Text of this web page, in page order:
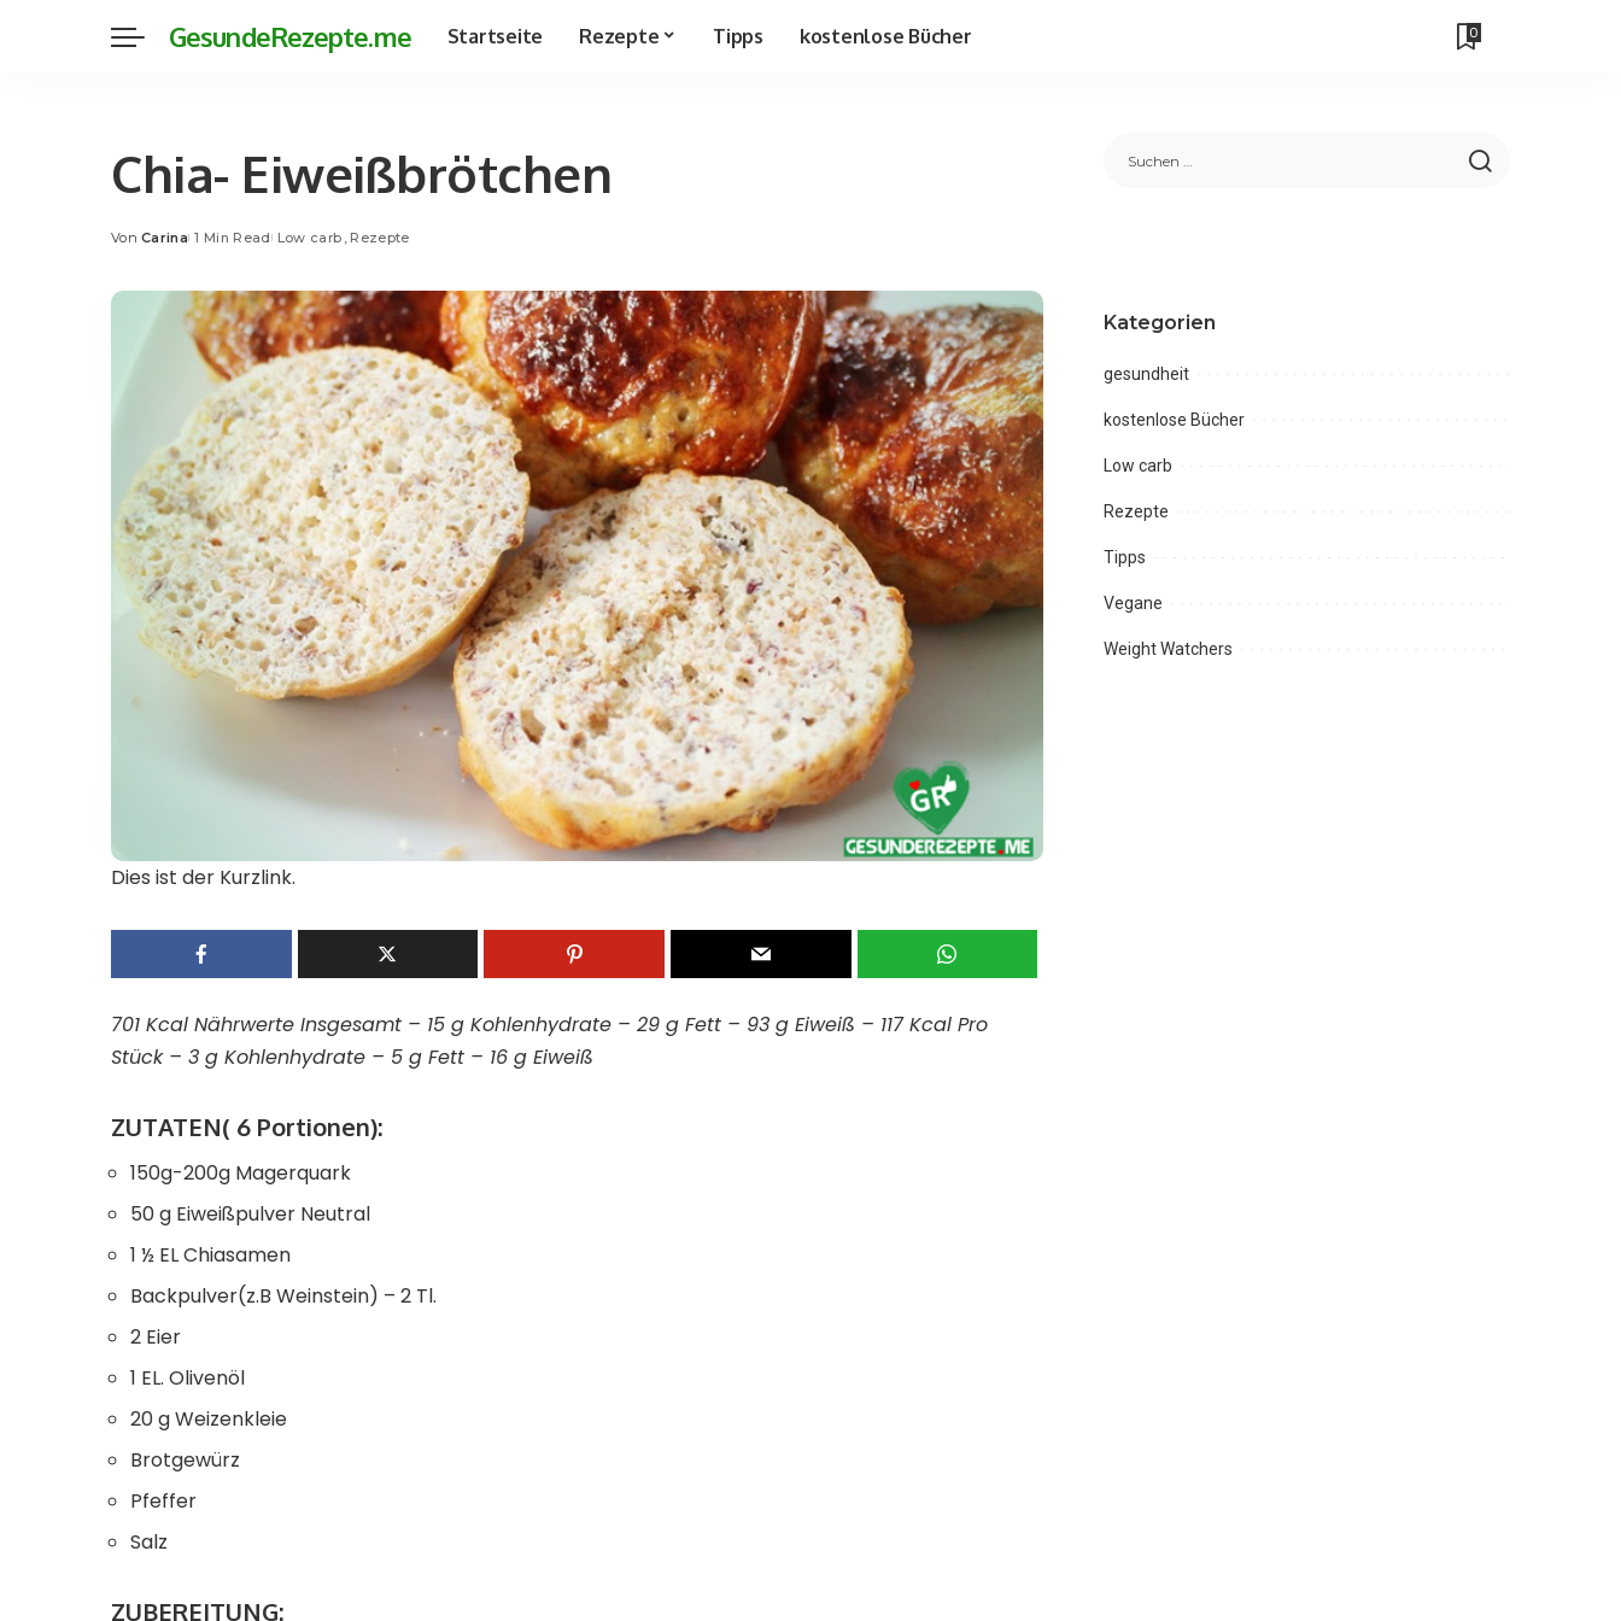
GesundeRezepte.me Startseite Rezepte Tipps kostenlose Bücher 0
Chia- Eiweißbrötchen
Posted
Von Carina 1 Min Read Low carb Rezepte
Dies ist der Kurzlink.
701 Kcal Nährwerte Insgesamt – 15 g Kohlenhydrate – 29 g Fett – 93 g Eiweiß – 117 Kcal Pro
Stück – 3 g Kohlenhydrate – 5 g Fett – 16 g Eiweiß
ZUTATEN( 6 Portionen):
150g-200g Magerquark
50 g Eiweißpulver Neutral
1 ½ EL Chiasamen
Backpulver(z.B Weinstein) – 2 Tl.
2 Eier
1 EL. Olivenöl
20 g Weizenkleie
Brotgewürz
Pfeffer
Salz
ZUBEREITUNG:
Kategorien
gesundheit
kostenlose Bücher
Low carb
Rezepte
Tipps
Vegane
Weight Watchers